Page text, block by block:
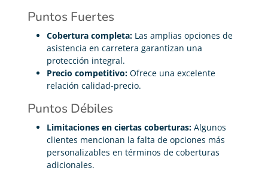
Puntos Fuertes
Cobertura completa: Las amplias opciones de
asistencia en carretera garantizan una
protección integral.
Precio competitivo: Ofrece una excelente
relación calidad-precio.
Puntos Débiles
Limitaciones en ciertas coberturas: Algunos
clientes mencionan la falta de opciones más
personalizables en términos de coberturas
adicionales.